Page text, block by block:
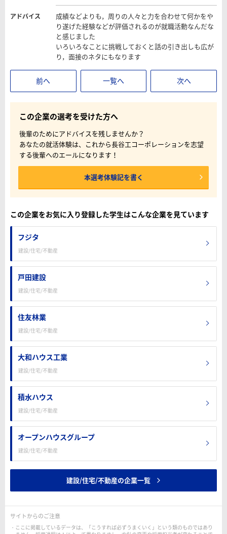
アドバイス
成績などよりも，周りの人々と力を合わせて何かをや
り遂げた経験などが評価されるのが就職活動なんだな
と感じました
いろいろなことに挑戦しておくと話の引き出しも広が
り，面接のネタにもなります
前へ 一覧へ 次へ
この企業の選考を受けた方へ
後輩のためにアドバイスを残しませんか？
あなたの就活体験は、これから長谷工コーポレーションを志望
する後輩へのエールになります！
本選考体験記を書く
この企業をお気に入り登録した学生はこんな企業を見ています
フジタ
建設/住宅/不動産
戸田建設
建設/住宅/不動産
住友林業
建設/住宅/不動産
大和ハウス工業
建設/住宅/不動産
積水ハウス
建設/住宅/不動産
オープンハウスグループ
建設/住宅/不動産
建設/住宅/不動産の企業一覧
サイトからのご注意
ここに掲載しているデータは、「こうすれば必ずうまくいく」という類のものではあり